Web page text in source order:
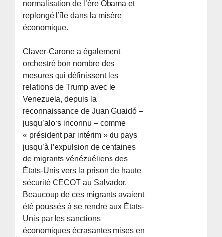
normalisation de l’ère Obama et
replongé l’île dans la misère
économique.
Claver-Carone a également
orchestré bon nombre des
mesures qui définissent les
relations de Trump avec le
Venezuela, depuis la
reconnaissance de Juan Guaidó –
jusqu’alors inconnu – comme
« président par intérim » du pays
jusqu’à l’expulsion de centaines
de migrants vénézuéliens des
États-Unis vers la prison de haute
sécurité CECOT au Salvador.
Beaucoup de ces migrants avaient
été poussés à se rendre aux États-
Unis par les sanctions
économiques écrasantes mises en